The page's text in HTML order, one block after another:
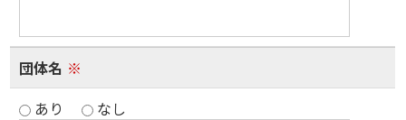
団体名 ※
あり
なし